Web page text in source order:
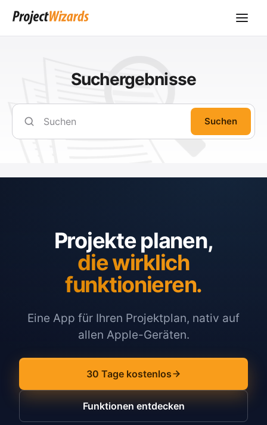
Suchergebnisse
Suchen
Projekte planen,
die wirklich
funktionieren.
Eine App für Ihren Projektplan, nativ auf
allen Apple-Geräten.
30 Tage kostenlos
Funktionen entdecken